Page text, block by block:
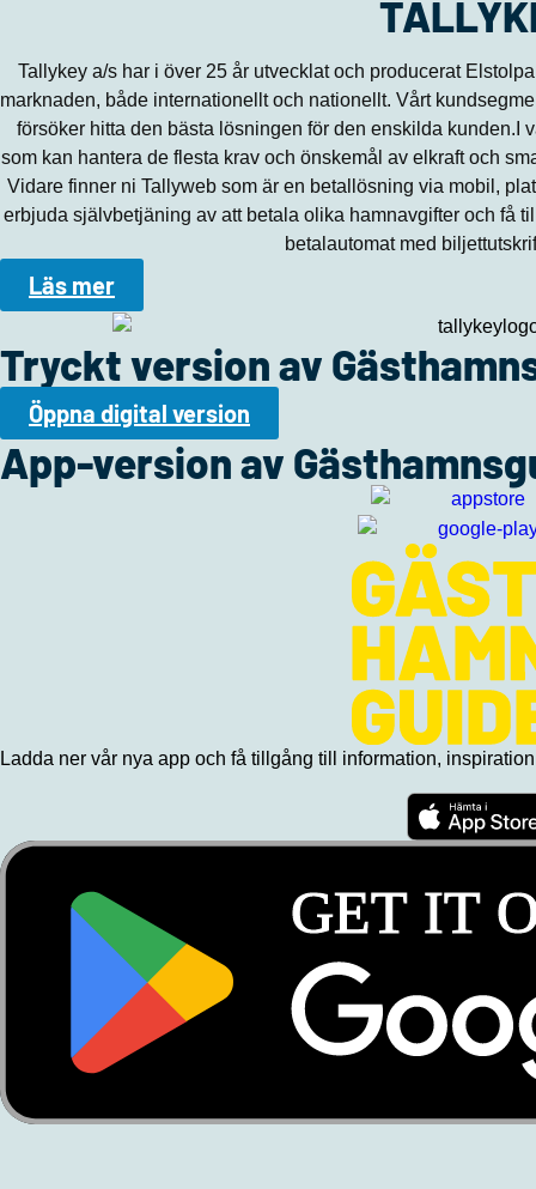
​Tallykey a/s har i över 25 år utvecklat och producerat
marknaden, både internationellt och nationellt. Vårt
försöker hitta den bästa lösningen för den enskilda kunden.I
som kan hantera de flesta krav och önskemål av elkraft och
Vidare finner ni Tallyweb som är en betallösning via mobil,
erbjuda självbetjäning av att betala olika hamnavgifter och få
betalautomat med
Läs mer
Tryckt version av
Öppna digital version
App-version av
Ladda ner vår nya app och få tillgång till information,